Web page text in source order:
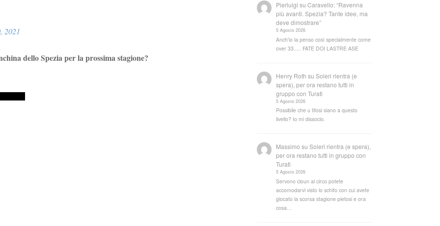
2021
dello Spezia per la prossima stagione?
Pierluigi suCaravello: “Ravenna
più avanti. Spezia? Tante idee, ma
deve dimostrare”
5 Agosto 2026
Anch'io la penso così specialmente come
over 33..... FATE DOI LASTRE ASE
Henry Roth suSoleri rientra (e
spera), per ora restano tutti in
gruppo con Turati
5 Agosto 2026
Possibile che u tifosi siano a questo
livello? Io mi dissocio.
Massimo suSoleri rientra (e spera),
per ora restano tutti in gruppo con
Turati
5 Agosto 2026
Servono cloun al circo potete
accomodarvi visto lo schifo con cui avete
giocato la scorsa stagione pietosi e ora
cosa…